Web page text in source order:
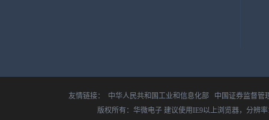
友情链接： 中华人民共和国工业和信息化部
中国证券监督管
版权所有：华微电子 建议使用IE9以上浏览器，分辨